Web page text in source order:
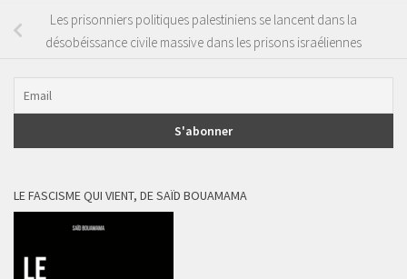
Les prisonniers politiques palestiniens se lancent dans la
désobéissance civile massive dans les prisons israéliennes
LE FASCISME QUI VIENT, DE SAÏD BOUAMAMA